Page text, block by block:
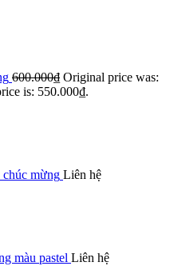
600.000₫ Original price was:
is: 550.000₫.
chúc mừng Liên hệ
màu pastel Liên hệ